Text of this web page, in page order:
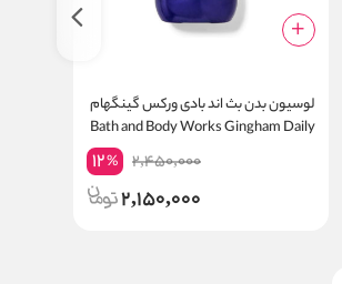
لوسیون بدن بث اند بادی ورکس گینگهام
Bath and Body Works Gingham Daily
Nourishing Body Lotion 24 Hour
2,450,000
12%
2,150,000